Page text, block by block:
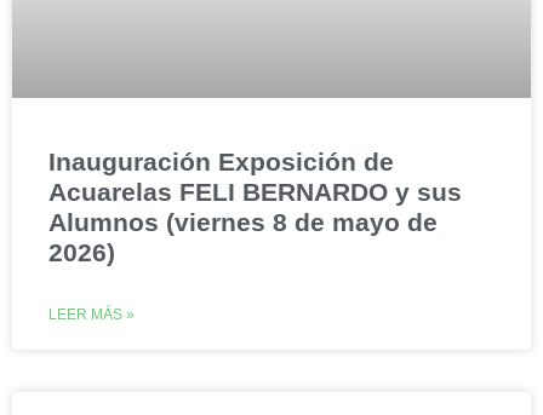
Inauguración Exposición de
Acuarelas FELI BERNARDO y sus
Alumnos (viernes 8 de mayo de
2026)
LEER MÁS »